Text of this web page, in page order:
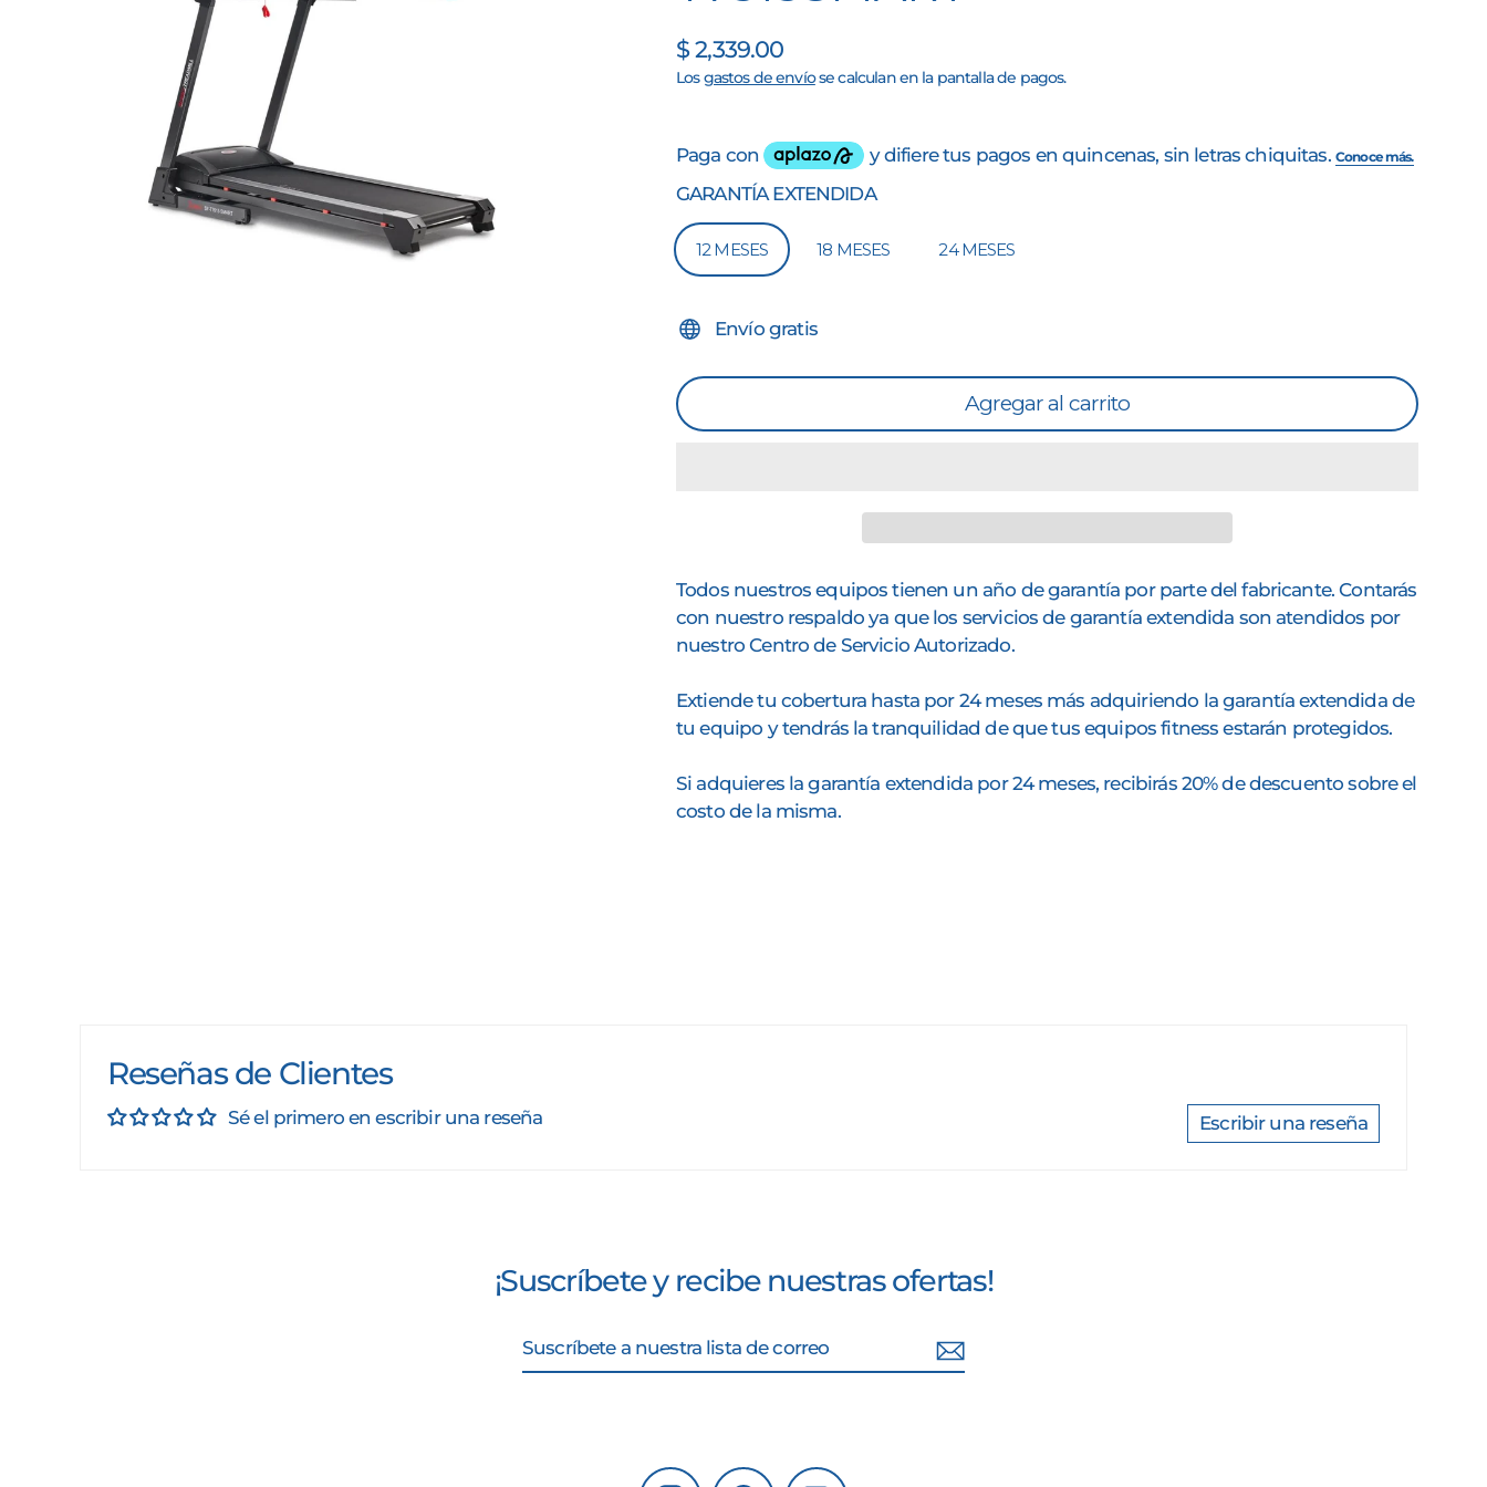
Precio
habitual
Precio
de
$ 2,339.00
Losgastos de envíose calculan en la pantalla de pagos.
GARANTÍA EXTENDIDA
12 MESES 18 MESES 24 MESES
Envío gratis
Agregar al carrito
Todos nuestros equipos tienen un año de garantía por parte del fabricante. Contarás
con nuestro respaldo ya que los servicios de garantía extendida son atendidos por
nuestro Centro de Servicio Autorizado.
Extiende tu cobertura hasta por 24 meses más adquiriendo la garantía extendida de
tu equipo y tendrás la tranquilidad de que tus equipos fitness estarán protegidos.
Si adquieres la garantía extendida por 24 meses, recibirás 20% de descuento sobre el
costo de la misma.
Reseñas de Clientes
Sé el primero en escribir una reseña Escribir una reseña
¡Suscríbete y recibe nuestras ofertas!